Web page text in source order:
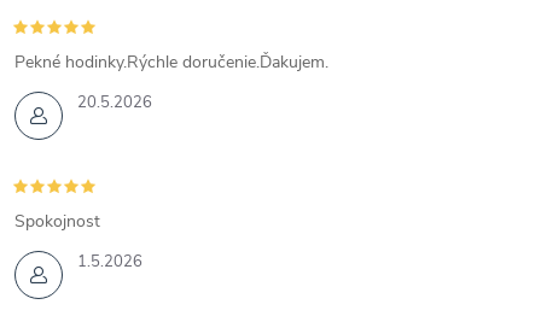
20.5.2026
Pekné hodinky.Rýchle doručenie.Ďakujem.
1.5.2026
Spokojnost